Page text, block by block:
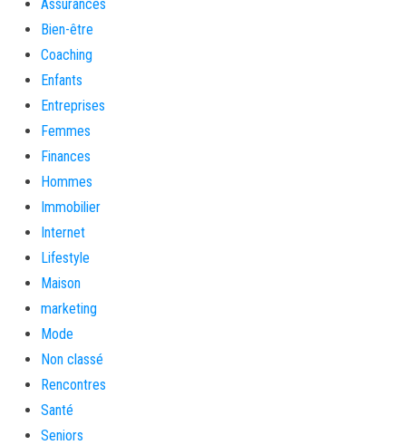
Assurances
Bien-être
Coaching
Enfants
Entreprises
Femmes
Finances
Hommes
Immobilier
Internet
Lifestyle
Maison
marketing
Mode
Non classé
Rencontres
Santé
Seniors